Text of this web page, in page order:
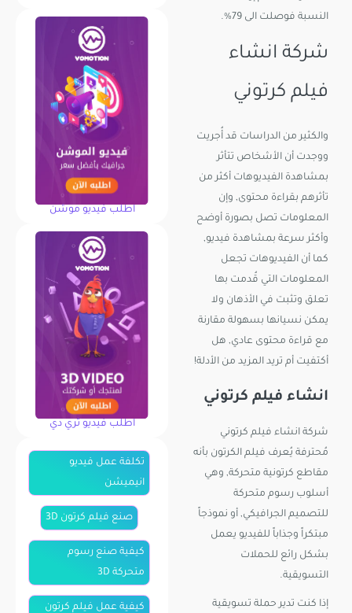
النسبة فوصلت الى 79%.
شركة انشاء
فيلم كرتوني
والكثير من الدراسات قد أُجريت
ووجدت أن الأشخاص تتأثر
بمشاهدة الفيديوهات أكثر من
تأثرهم بقراءة محتوى, وإن
المعلومات تصل بصورة أوضح
وأكثر سرعة بمشاهدة فيديو,
كما أن الفيديوهات تجعل
المعلومات التي قُدمت بها
تعلق وتثبت في الأذهان ولا
يمكن نسيانها بسهولة مقارنة
مع قراءة محتوى عادي, هل
أكتفيت أم تريد المزيد من الأدلة!
انشاء فيلم كرتوني
شركة انشاء فيلم كرتوني
مُحترفة يُعرف فيلم الكرتون بأنه
مقاطع كرتونية متحركة, وهي
أسلوب رسوم متحركة
للتصميم الجرافيكي, أو نموذجاً
مبتكراً وجذاباً للفيديو يعمل
بشكل رائع للحملات
التسويقية.
إذا كنت تدير حملة تسويقية
اطلب فيديو موشن
اطلب فيديو ثري دي
تكلفة عمل فيديو
انيميشن
صنع فيلم كرتون 3D
كيفية صنع رسوم
متحركة 3D
كيفية عمل فيلم كرتون